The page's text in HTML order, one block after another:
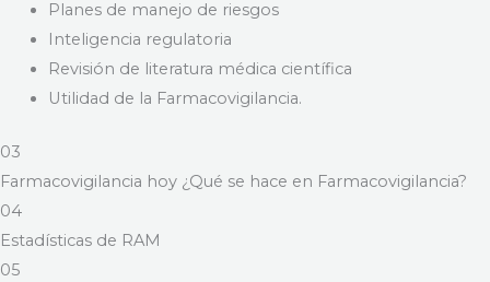
Planes de manejo de riesgos
Inteligencia regulatoria
Revisión de literatura médica científica
Utilidad de la Farmacovigilancia.
03
Farmacovigilancia hoy ¿Qué se hace en Farmacovigilancia?
04
Estadísticas de RAM
05